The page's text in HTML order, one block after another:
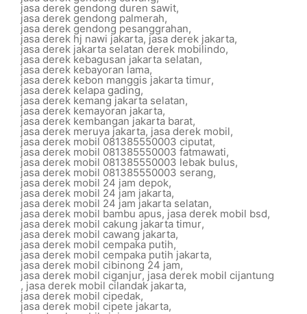
jasa derek gendong duren sawit,
jasa derek gendong palmerah,
jasa derek gendong pesanggrahan,
jasa derek hj nawi jakarta, jasa derek jakarta,
jasa derek jakarta selatan derek mobilindo,
jasa derek kebagusan jakarta selatan,
jasa derek kebayoran lama,
jasa derek kebon manggis jakarta timur,
jasa derek kelapa gading,
jasa derek kemang jakarta selatan,
jasa derek kemayoran jakarta,
jasa derek kembangan jakarta barat,
jasa derek meruya jakarta, jasa derek mobil,
jasa derek mobil 081385550003 ciputat,
jasa derek mobil 081385550003 fatmawati,
jasa derek mobil 081385550003 lebak bulus,
jasa derek mobil 081385550003 serang,
jasa derek mobil 24 jam depok,
jasa derek mobil 24 jam jakarta,
jasa derek mobil 24 jam jakarta selatan,
jasa derek mobil bambu apus, jasa derek mobil bsd,
jasa derek mobil cakung jakarta timur,
jasa derek mobil cawang jakarta,
jasa derek mobil cempaka putih,
jasa derek mobil cempaka putih jakarta,
jasa derek mobil cibinong 24 jam,
jasa derek mobil ciganjur, jasa derek mobil cijantung
, jasa derek mobil cilandak jakarta,
jasa derek mobil cipedak,
jasa derek mobil cipete jakarta,